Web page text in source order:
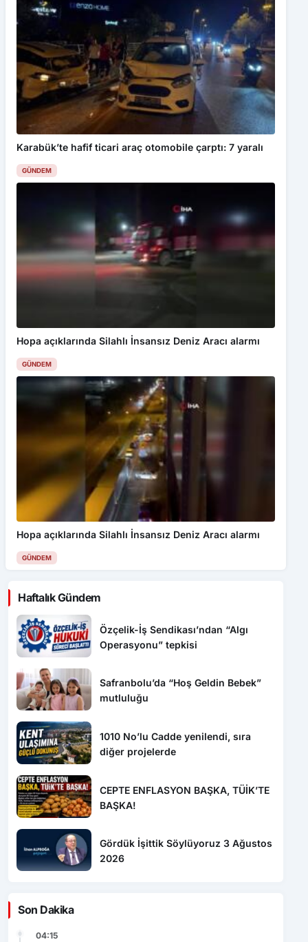
Karabük’te hafif ticari araç otomobile çarptı: 7 yaralı
GÜNDEM
Hopa açıklarında Silahlı İnsansız Deniz Aracı alarmı
GÜNDEM
Hopa açıklarında Silahlı İnsansız Deniz Aracı alarmı
GÜNDEM
Haftalık Gündem
Özçelik-İş Sendikası’ndan “Algı
Operasyonu” tepkisi
Safranbolu’da “Hoş Geldin Bebek”
mutluluğu
1010 No’lu Cadde yenilendi, sıra
diğer projelerde
CEPTE ENFLASYON BAŞKA, TÜİK’TE
BAŞKA!
Gördük İşittik Söylüyoruz 3 Ağustos
2026
Son Dakika
04:15